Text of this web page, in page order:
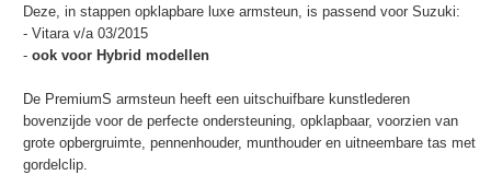
Deze, in stappen opklapbare luxe armsteun, is passend voor Suzuki:
- Vitara v/a 03/2015
- ook voor Hybrid modellen
De PremiumS armsteun heeft een uitschuifbare kunstlederen
bovenzijde voor de perfecte ondersteuning, opklapbaar, voorzien van
grote opbergruimte, pennenhouder, munthouder en uitneembare tas met
gordelclip.